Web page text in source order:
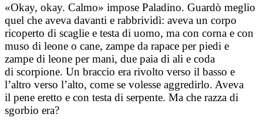
«Okay, okay. Calmo» impose Paladino. Guardò meglio
quel che aveva davanti e rabbrividì: aveva un corpo
ricoperto di scaglie e testa di uomo, ma con corna e con
muso di leone o cane, zampe da rapace per piedi e
zampe di leone per mani, due paia di ali e coda
di scorpione. Un braccio era rivolto verso il basso e
l’altro verso l’alto, come se volesse aggredirlo. Aveva
il pene eretto e con testa di serpente. Ma che razza di
sgorbio era?